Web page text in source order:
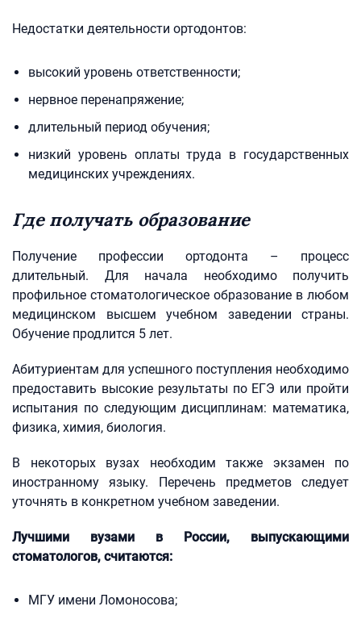
Недостатки деятельности ортодонтов:
высокий уровень ответственности;
нервное перенапряжение;
длительный период обучения;
низкий уровень оплаты труда в государственных
медицинских учреждениях.
Где получать образование
Получение профессии ортодонта – процесс
длительный. Для начала необходимо получить
профильное стоматологическое образование в любом
медицинском высшем учебном заведении страны.
Обучение продлится 5 лет.
Абитуриентам для успешного поступления необходимо
предоставить высокие результаты по ЕГЭ или пройти
испытания по следующим дисциплинам: математика,
физика, химия, биология.
В некоторых вузах необходим также экзамен по
иностранному языку. Перечень предметов следует
уточнять в конкретном учебном заведении.
Лучшими вузами в России, выпускающими
стоматологов, считаются:
МГУ имени Ломоносова;